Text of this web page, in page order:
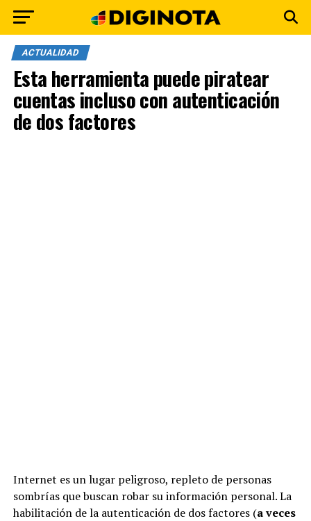
ACTUALIDAD
Esta herramienta puede piratear
cuentas incluso con autenticación
de dos factores
Internet es un lugar peligroso, repleto de personas
sombrías que buscan robar su información personal. La
habilitación de la autenticación de dos factores (a veces